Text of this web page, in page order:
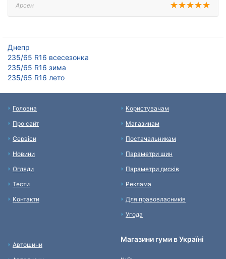
Арсен
Днепр
235/65 R16 всесезонка
235/65 R16 зима
235/65 R16 лето
Головна
Про сайт
Сервіси
Новини
Огляди
Тести
Контакти
Користувачам
Магазинам
Постачальникам
Параметри шин
Параметри дисків
Реклама
Для правовласників
Угода
Автошини
Магазини гуми в Україні